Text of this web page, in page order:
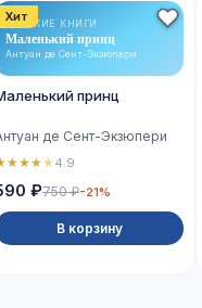
Хит
ДЕТСКИЕ КНИГИ
Маленький принц
Антуан де Сент-Экзюпери
принц
де Сент-Экзюпери
★★★★4.9
₽750 ₽-21%
В корзину